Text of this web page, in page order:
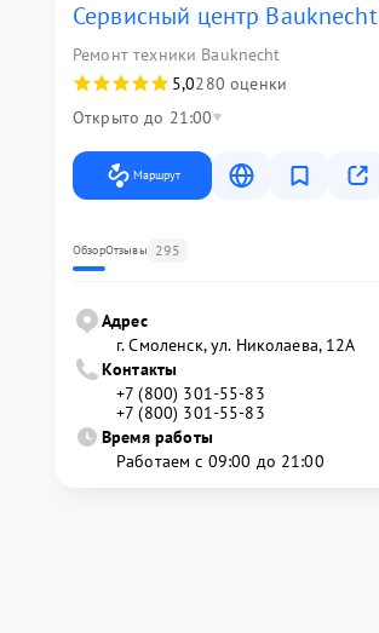
Сервисный центр Bauknecht
Ремонт техники Bauknecht
5,0280 оценки
Открыто до 21:00
Маршрут
ОбзорОтзывы 295
Адрес
г. Смоленск, ул. Николаева, 12А
Контакты
+7 (800) 301-55-83
+7 (800) 301-55-83
Время работы
Работаем с 09:00 до 21:00